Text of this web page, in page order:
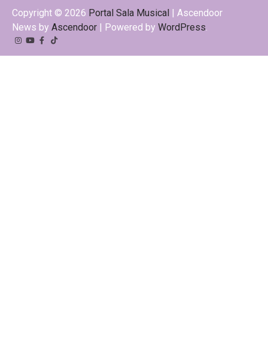
Copyright © 2026 Portal Sala Musical | Ascendoor
News by Ascendoor | Powered by WordPress
Instagram
YouTube
Facebook
Tiktok